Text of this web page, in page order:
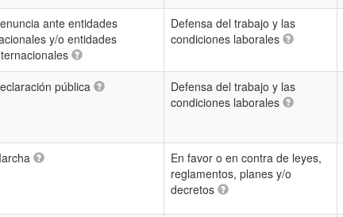
ante entidades
y/o entidades
Defensa del trabajo y las
condiciones laborales
pública
Defensa del trabajo y las
condiciones laborales
En favor o en contra de leyes,
reglamentos, planes y/o
decretos